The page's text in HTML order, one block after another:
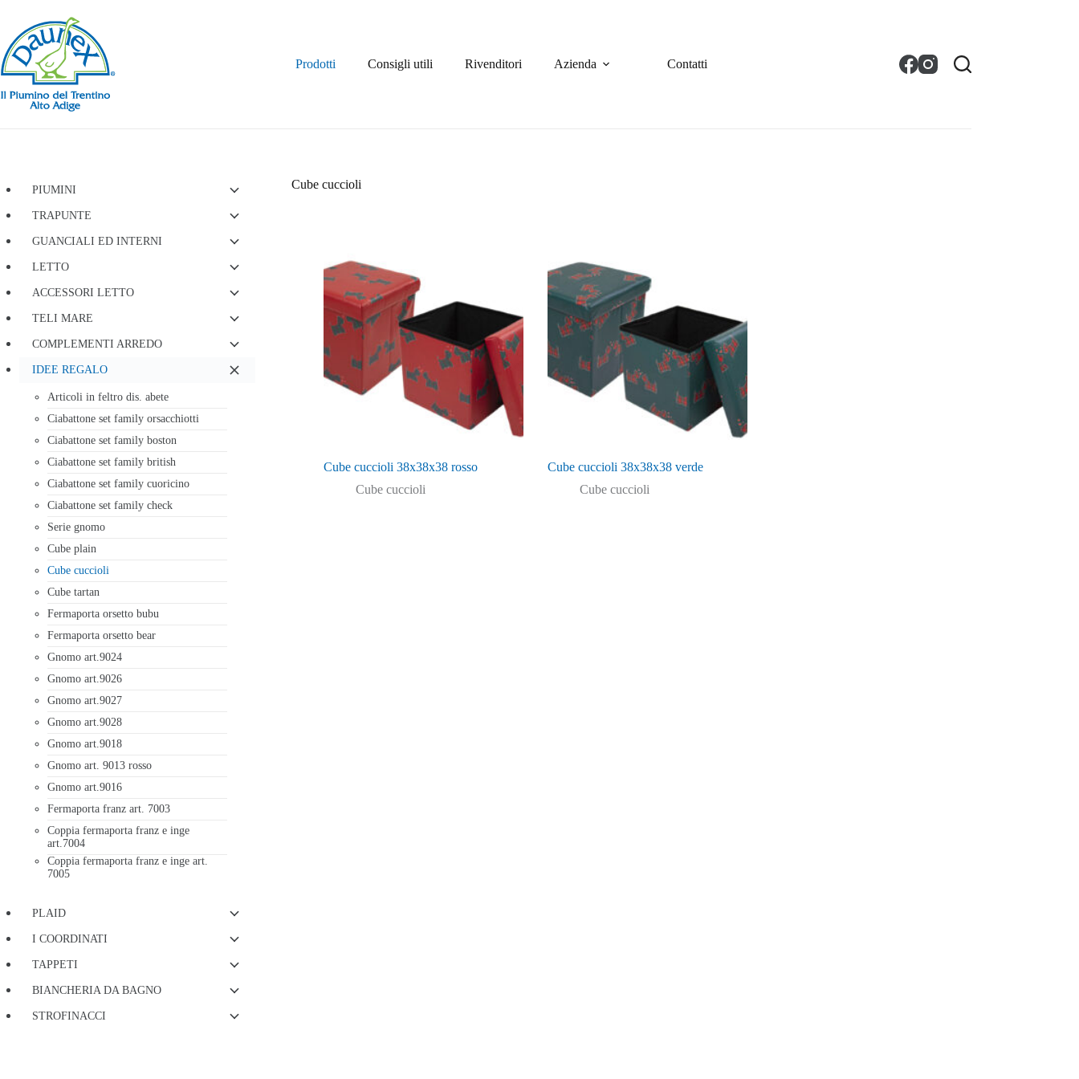
contenuto
Prodotti Consigli utili Rivenditori Azienda Contatti
Cube cuccioli
Cube cuccioli 38x38x38 rosso
Cube cuccioli
Cube cuccioli 38x38x38 verde
Cube cuccioli
PIUMINI
TRAPUNTE
GUANCIALI ED INTERNI
LETTO
ACCESSORI LETTO
TELI MARE
COMPLEMENTI ARREDO
IDEE REGALO
Articoli in feltro dis. abete
Ciabattone set family orsacchiotti
Ciabattone set family boston
Ciabattone set family british
Ciabattone set family cuoricino
Ciabattone set family check
Serie gnomo
Cube plain
Cube cuccioli
Cube tartan
Fermaporta orsetto bubu
Fermaporta orsetto bear
Gnomo art.9024
Gnomo art.9026
Gnomo art.9027
Gnomo art.9028
Gnomo art.9018
Gnomo art. 9013 rosso
Gnomo art.9016
Fermaporta franz art. 7003
Coppia fermaporta franz e inge
art.7004
Coppia fermaporta franz e inge art.
7005
PLAID
I COORDINATI
TAPPETI
BIANCHERIA DA BAGNO
STROFINACCI